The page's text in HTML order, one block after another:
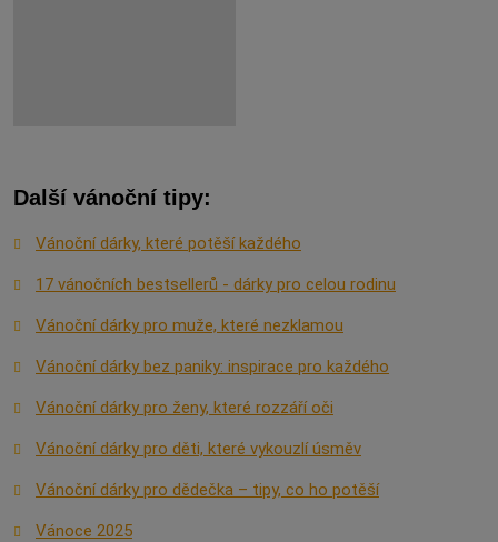
Další vánoční tipy:
Vánoční dárky, které potěší každého
17 vánočních bestsellerů - dárky pro celou rodinu
Vánoční dárky pro muže, které nezklamou
Vánoční dárky bez paniky: inspirace pro každého
Vánoční dárky pro ženy, které rozzáří oči
Vánoční dárky pro děti, které vykouzlí úsměv
Vánoční dárky pro dědečka – tipy, co ho potěší
Vánoce 2025